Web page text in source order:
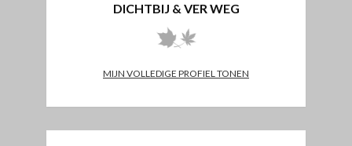
DICHTBIJ & VER WEG
MIJN VOLLEDIGE PROFIEL TONEN